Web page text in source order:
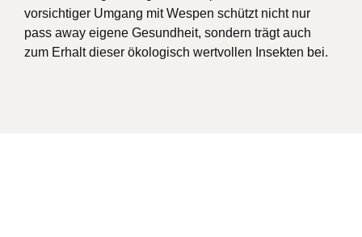
vorsichtiger Umgang mit Wespen schützt nicht nur
pass away eigene Gesundheit, sondern trägt auch
zum Erhalt dieser ökologisch wertvollen Insekten bei.